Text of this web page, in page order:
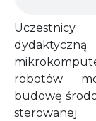
robotów
budowę
sterowanej